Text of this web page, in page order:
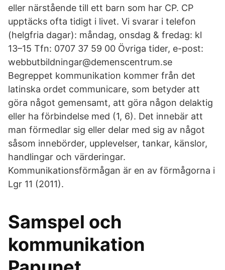
eller närstående till ett barn som har CP. CP
upptäcks ofta tidigt i livet. Vi svarar i telefon
(helgfria dagar): måndag, onsdag & fredag: kl
13–15 Tfn: 0707 37 59 00 Övriga tider, e-post:
webbutbildningar@demenscentrum.se
Begreppet kommunikation kommer från det
latinska ordet communicare, som betyder att
göra något gemensamt, att göra någon delaktig
eller ha förbindelse med (1, 6). Det innebär att
man förmedlar sig eller delar med sig av något
såsom innebörder, upplevelser, tankar, känslor,
handlingar och värderingar.
Kommunikationsförmågan är en av förmågorna i
Lgr 11 (2011).
Samspel och
kommunikation